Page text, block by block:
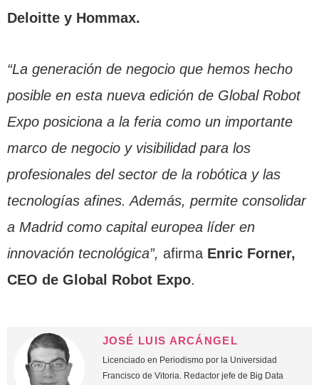
Deloitte y Hommax.
“La generación de negocio que hemos hecho
posible en esta nueva edición de Global Robot
Expo posiciona a la feria como un importante
marco de negocio y visibilidad para los
profesionales del sector de la robótica y las
tecnologías afines. Además, permite consolidar
a Madrid como capital europea líder en
innovación tecnológica”, afirma Enric Forner,
CEO de Global Robot Expo.
JOSÉ LUIS ARCÁNGEL
Licenciado en Periodismo por la Universidad
Francisco de Vitoria. Redactor jefe de Big Data